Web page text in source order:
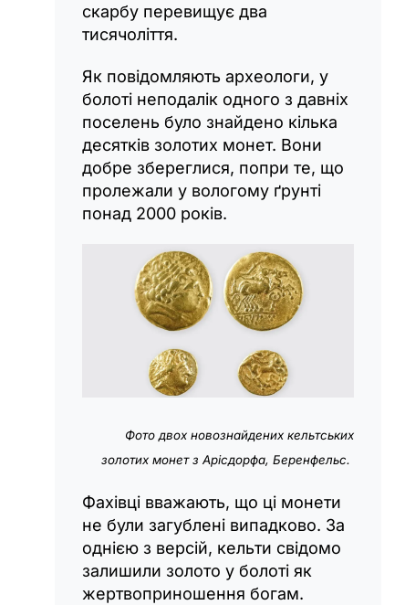
скарбу перевищує два
тисячоліття.
Як повідомляють археологи, у
болоті неподалік одного з давніх
поселень було знайдено кілька
десятків золотих монет. Вони
добре збереглися, попри те, що
пролежали у вологому ґрунті
понад 2000 років.
Фото двох новознайдених кельтських
золотих монет з Арісдорфа, Беренфельс.
Фахівці вважають, що ці монети
не були загублені випадково. За
однією з версій, кельти свідомо
залишили золото у болоті як
жертвоприношення богам.